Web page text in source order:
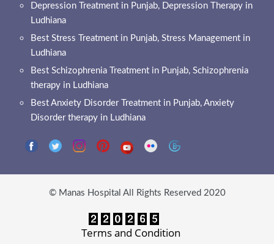
Depression Treatment in Punjab, Depression Therapy in
Ludhiana
Best Stress Treatment in Punjab, Stress Management in
Ludhiana
Best Schizophrenia Treatment in Punjab, Schizophrenia
therapy in Ludhiana
Best Anxiety Disorder Treatment in Punjab, Anxiety
Disorder therapy in Ludhiana
© Manas Hospital All Rights Reserved 2020
Terms and Condition